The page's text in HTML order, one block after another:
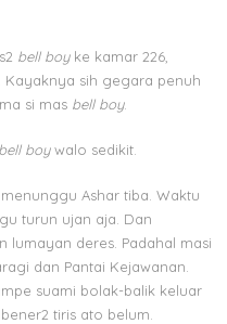
bell boyke kamar 226,
Kayaknya sih gegara penuh
si mas bell boy.
bell boywalo sedikit.
Ashar tiba. Waktu
turun ujan aja. Dan
lumayan deres. Padahal masi
dan Pantai Kejawanan.
suami bolak-balik keluar
tiris ato belum.